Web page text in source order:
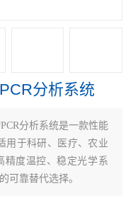
分析系统
分析系统是一款性能
用于科研、医疗、农业
精度温控、稳定光学系
可靠替代选择。